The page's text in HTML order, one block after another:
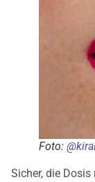
Foto: @
Sicher, die